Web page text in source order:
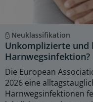
Neuklassifikation
Unkomplizierte und
Harnwegsinfektion?
Die European
2026 eine
Harnwegsinfektionen